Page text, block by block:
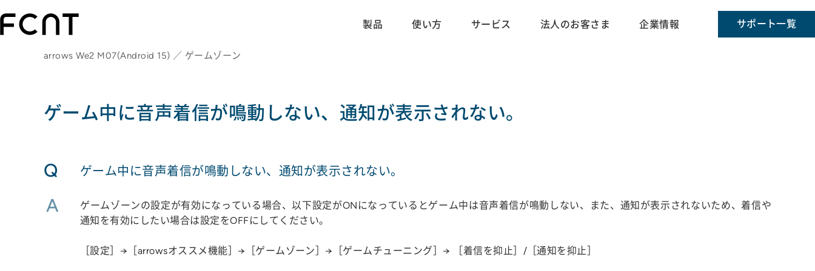
製品 使い方 サービス 法人のお客さま 企業情報 サポート一覧
arrows We2 M07(Android 15) ／ ゲームゾーン
ゲーム中に音声着信が鳴動しない、通知が表示されない。
Q ゲーム中に音声着信が鳴動しない、通知が表示されない。
A
ゲームゾーンの設定が有効になっている場合、以下設定がONになっているとゲーム中は音声着信が鳴動しない、また、通知が表示されないため、着信や
通知を有効にしたい場合は設定をOFFにしてください。
［設定］→［arrowsオススメ機能］→［ゲームゾーン］→［ゲームチューニング］→ ［着信を抑止］/［通知を抑止］